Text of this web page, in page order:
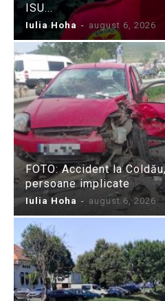
ISU...
Iulia Hoha - august 6, 2026
FOTO: Accident la
persoane implicate
Iulia Hoha - august 6, 2026